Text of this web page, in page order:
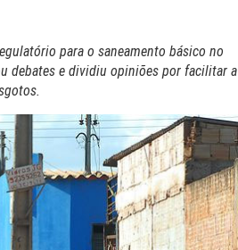
para o saneamento básico no
debates e dividiu opiniões por facilitar a